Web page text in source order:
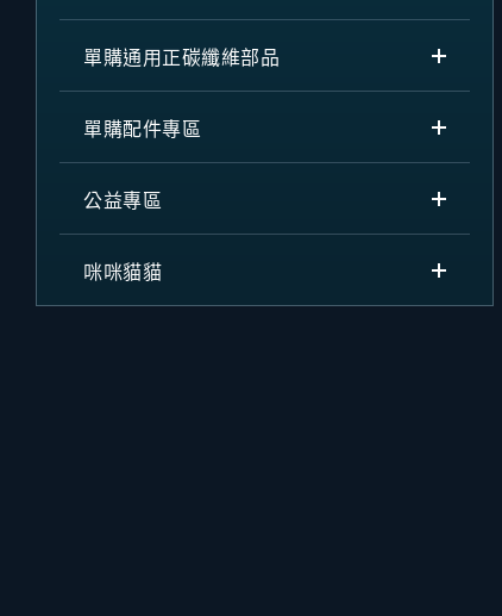
單購通用正碳纖維部品
單購配件專區
公益專區
咪咪貓貓